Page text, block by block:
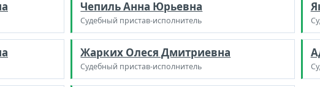
Чепиль Анна Юрьевна
Судебный пристав-исполнитель
Жарких Олеся Дмитриевна
Судебный пристав-исполнитель